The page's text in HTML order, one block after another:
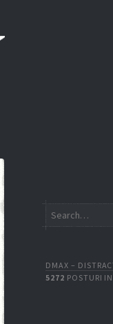
DMAX –
5272 POSTURI